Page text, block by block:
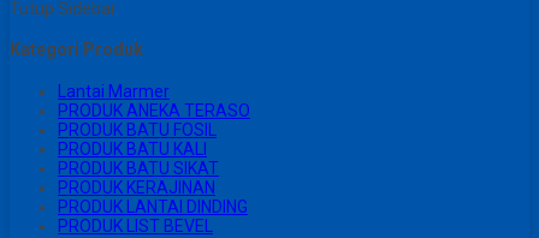
Tutup Sidebar
Kategori Produk
Lantai Marmer
PRODUK ANEKA TERASO
PRODUK BATU FOSIL
PRODUK BATU KALI
PRODUK BATU SIKAT
PRODUK KERAJINAN
PRODUK LANTAI DINDING
PRODUK LIST BEVEL